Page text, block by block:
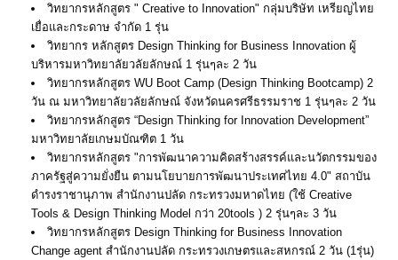
วิทยากรหลักสูตร " Creative to Innovation" กลุ่มบริษัท เหรียญไทย
เยื่อและกระดาษ จำกัด 1 รุ่น
วิทยากร หลักสูตร Design Thinking for Business Innovation ผู้
บริหารมหาวิทยาลัยวลัยลักษณ์ 1 รุ่นๆละ 2 วัน
วิทยากรหลักสูตร WU Boot Camp (Design Thinking Bootcamp) 2
วัน ณ มหาวิทยาลัยวลัยลักษณ์ จังหวัดนครศรีธรรมราช 1 รุ่นๆละ 2 วัน
วิทยากรหลักสูตร “Design Thinking for Innovation Development”
มหาวิทยาลัยเกษมบัณฑิต 1 วัน
วิทยากรหลักสูตร "การพัฒนาความคิดสร้างสรรค์และนวัตกรรมของ
ภาครัฐสู่ความยั่งยืน ตามนโยบายการพัฒนาประเทศไทย 4.0" สถาบัน
ดำรงราชานุภาพ สำนักงานปลัด กระทรวงมหาดไทย (ใช้ Creative
Tools & Design Thinking Model กว่า 20tools ) 2 รุ่นๆละ 3 วัน
วิทยากรหลักสูตร Design Thinking for Business Innovation
Change agent สำนักงานปลัด กระทรวงเกษตรและสหกรณ์ 2 วัน (1รุ่น)